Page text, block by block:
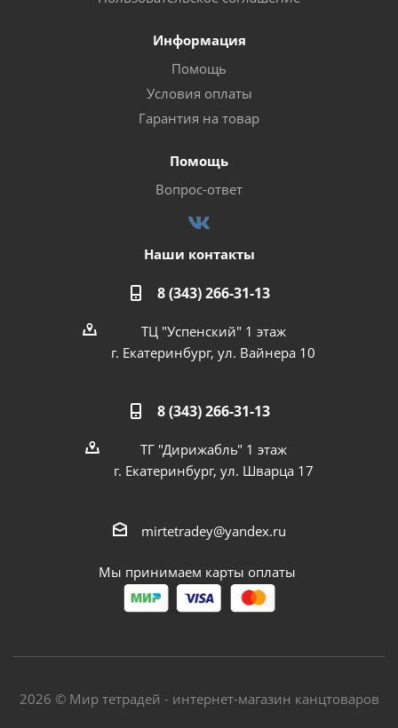
Информация
Помощь
Условия оплаты
Гарантия на товар
Помощь
Вопрос-ответ
Наши контакты
8 (343) 266-31-13
ТЦ "Успенский" 1 этаж
г. Екатеринбург, ул. Вайнера 10
8 (343) 266-31-13
ТГ "Дирижабль" 1 этаж
г. Екатеринбург, ул. Шварца 17
mirtetradey@yandex.ru
Мы принимаем карты оплаты
2026 © Мир тетрадей - интернет-магазин канцтоваров